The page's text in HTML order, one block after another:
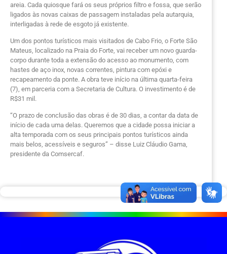
areia. Cada quiosque fará os seus próprios filtro e fossa, que serão
ligados às novas caixas de passagem instaladas pela autarquia,
interligadas à rede de esgoto já existente.
Um dos pontos turísticos mais visitados de Cabo Frio, o Forte São
Mateus, localizado na Praia do Forte, vai receber um novo guarda-
corpo durante toda a extensão do acesso ao monumento, com
hastes de aço inox, novas correntes, pintura com epóxi e
recapeamento da ponte. A obra teve início na última quarta-feira
(7), em parceria com a Secretaria de Cultura. O investimento é de
R$31 mil.
“O prazo de conclusão das obras é de 30 dias, a contar da data de
início de cada uma delas. Queremos que a cidade possa iniciar a
alta temporada com os seus principais pontos turísticos ainda
mais belos, acessíveis e seguros” – disse Luiz Cláudio Gama,
presidente da Comsercaf.